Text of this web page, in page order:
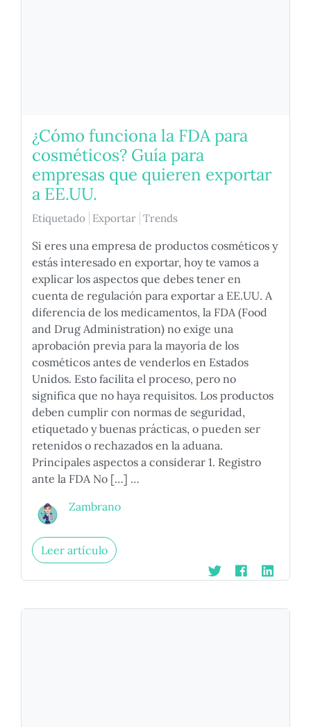
¿Cómo funciona la FDA para
cosméticos? Guía para
empresas que quieren exportar
a EE.UU.
Etiquetado Exportar Trends
Si eres una empresa de productos cosméticos y
estás interesado en exportar, hoy te vamos a
explicar los aspectos que debes tener en
cuenta de regulación para exportar a EE.UU. A
diferencia de los medicamentos, la FDA (Food
and Drug Administration) no exige una
aprobación previa para la mayoría de los
cosméticos antes de venderlos en Estados
Unidos. Esto facilita el proceso, pero no
significa que no haya requisitos. Los productos
deben cumplir con normas de seguridad,
etiquetado y buenas prácticas, o pueden ser
retenidos o rechazados en la aduana.
Principales aspectos a considerar 1. Registro
ante la FDA No […] …
Zambrano
Leer artículo